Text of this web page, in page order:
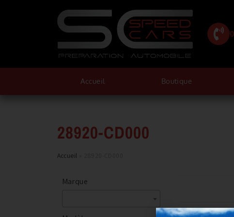
Accueil Boutique
28920-CD000
Accueil
Marque